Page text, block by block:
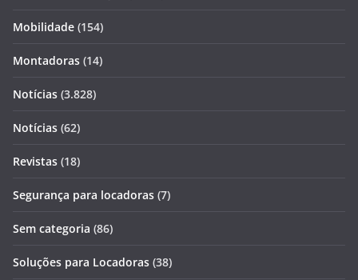
Mobilidade (154)
Montadoras (14)
Notícias (3.828)
Notícias (62)
Revistas (18)
Segurança para locadoras (7)
Sem categoria (86)
Soluções para Locadoras (38)